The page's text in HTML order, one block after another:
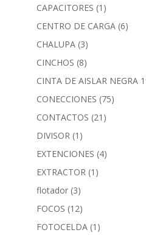
CAPACITORES (1)
CENTRO DE CARGA (6)
CHALUPA (3)
CINCHOS (8)
CINTA DE AISLAR NEGRA
CONECCIONES (75)
CONTACTOS (21)
DIVISOR (1)
EXTENCIONES (4)
EXTRACTOR (1)
flotador (3)
FOCOS (12)
FOTOCELDA (1)